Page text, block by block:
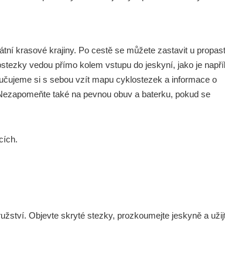
krasové krajiny. Po cestě se můžete zastavit u
vedou přímo kolem vstupu do jeskyní, jako je
si s sebou vzít mapu cyklostezek a informace o
také na pevnou obuv a baterku, pokud se
Objevte skryté stezky, prozkoumejte jeskyně a